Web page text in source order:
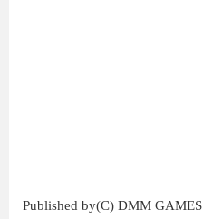
Published by(C) DMM GAMES